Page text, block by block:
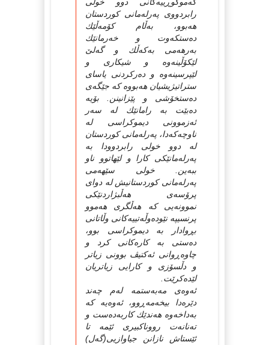
رابردووی پەرلەمانی كوردستان
هەبوو، بەڵام كۆمەڵێك
دەستكەوت و خەرمانێك
بەرهەمی بەكەڵك و گەلێ
لێكۆڵینەوە و شیكاری و
لێپرسینەوە و دەركردنی یاسای
ستراتیژیشیان هەبووە كە جێگەی
دەستخۆشی و پێزانینن. بۆیە
دەبێت بە رامانێك لە سەر
ئەزموونی دیموكراسی لە
ناوچەكەدا، پەرلەمانی كوردستان
لە دوو خولی رابردوودا بە
پەرلەمانێكی كارا و لێهاتوو ناو
ببەین. خولی سێهەمی
پەرلەمانی كوردستانیش لە دوای
پرۆسەی هەڵبژاردنێكی
نموونەیی كە هەڵگری هەموو
پرنسیپە نێودەوڵەتییەكانی وڵاتانی
بڕوادار بە دیموكراسی بوو،
دەستی بە كارەكانی كرد و
چاوەڕوانی ئەكتیڤ بوونی زیاتر
و دڵسۆزی و كارایی زیاتریان
لێدەكرێت.
ئەوەی مەبەستمە لەم چەند
دێرەدا بیخەمەڕوو، ئەوەیە كە
بەداخەوە هەندێك كاربەدەست و
تەنانەت رووناكبیری ئێمە تا
ئێستاش نازانن جیاوازیی(گەل)